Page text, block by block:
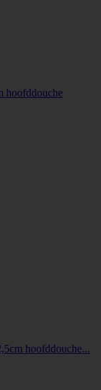
hoofddouche
hoofddouche...